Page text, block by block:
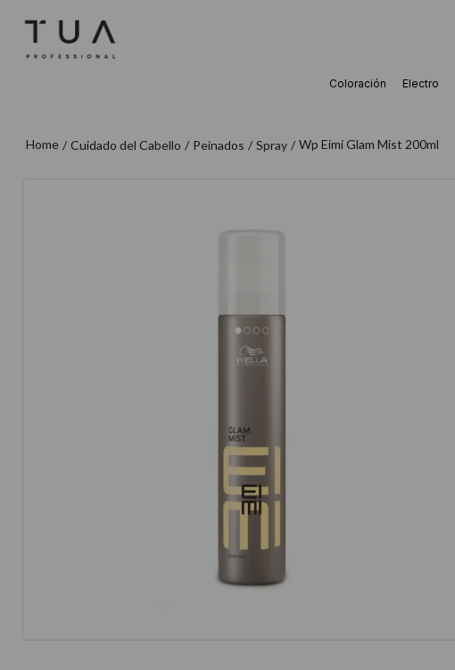
Coloración Electro
Cuidado del Cabello Peinados Spray Wp Eimi Glam Mist 200ml